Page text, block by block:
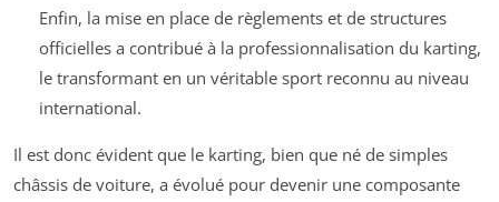
Enfin, la mise en place de règlements et de structures
officielles a contribué à la professionnalisation du karting,
le transformant en un véritable sport reconnu au niveau
international.
Il est donc évident que le karting, bien que né de simples
châssis de voiture, a évolué pour devenir une composante